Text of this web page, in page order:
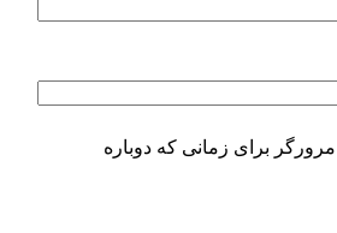
برای زمانی که دوباره